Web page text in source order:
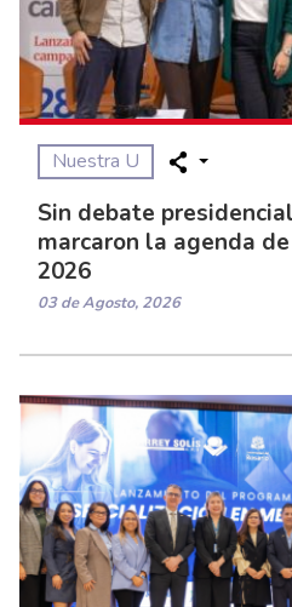
Nuestra U
Sin debate
marcaron la agenda
2026
03 de Agosto, 2026